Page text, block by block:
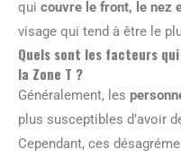
qui couvre le front, le nez
visage qui tend à être le
Quels sont les facteurs
la Zone T ?
Généralement, les
plus susceptibles d’avoir
Cependant, ces